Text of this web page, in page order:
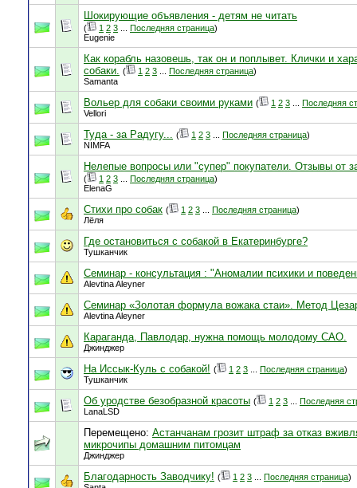
Шокирующие объявления - детям не читать
( 1 2 3 Последняя страница)
Eugenie
Как корабль назовешь, так он и поплывет. Клички и
собаки. ( 1 2 3 Последняя страница)
Samanta
Вольер для собаки своими руками ( 1 2 3
Последняя
Vellori
Туда - за Радугу... ( 1 2 3 Последняя страница)
NIMFA
Нелепые вопросы или "супер" покупатели. Отзывы от
( 1 2 3 Последняя страница)
ElenaG
Стихи про собак ( 1 2 3 Последняя страница)
Лёля
Где остановиться с собакой в Екатеринбурге?
Тушканчик
Семинар - консультация : "Аномалии психики и
Alevtina Aleyner
Семинар «Золотая формула вожака стаи». Метод
Alevtina Aleyner
Караганда, Павлодар, нужна помощь молодому САО.
Джинджер
На Иссык-Куль с собакой! ( 1 2 3 Последняя страница)
Тушканчик
Об уродстве безобразной красоты ( 1 2 3
Последняя
LanaLSD
Перемещено: Астанчанам грозит штраф за отказ
микрочипы домашним питомцам
Джинджер
Благодарность Заводчику! ( 1 2 3 Последняя страница)